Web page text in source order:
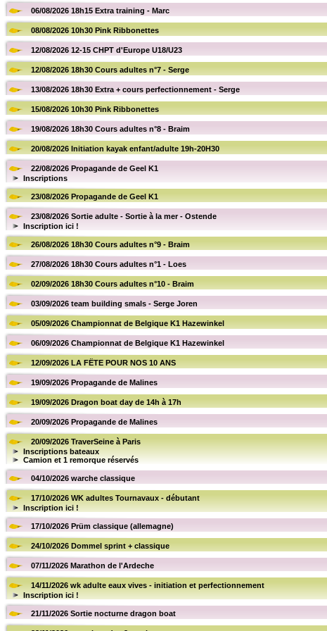
06/08/2026 18h15 Extra training - Marc
08/08/2026 10h30 Pink Ribbonettes
12/08/2026 12-15 CHPT d'Europe U18/U23
12/08/2026 18h30 Cours adultes n°7 - Serge
13/08/2026 18h30 Extra + cours perfectionnement - Serge
15/08/2026 10h30 Pink Ribbonettes
19/08/2026 18h30 Cours adultes n°8 - Braim
20/08/2026 Initiation kayak enfant/adulte 19h-20H30
22/08/2026 Propagande de Geel K1
Inscriptions
23/08/2026 Propagande de Geel K1
23/08/2026 Sortie adulte - Sortie à la mer - Ostende
Inscription ici !
26/08/2026 18h30 Cours adultes n°9 - Braim
27/08/2026 18h30 Cours adultes n°1 - Loes
02/09/2026 18h30 Cours adultes n°10 - Braim
03/09/2026 team building smals - Serge Joren
05/09/2026 Championnat de Belgique K1 Hazewinkel
06/09/2026 Championnat de Belgique K1 Hazewinkel
12/09/2026 LA FËTE POUR NOS 10 ANS
19/09/2026 Propagande de Malines
19/09/2026 Dragon boat day de 14h à 17h
20/09/2026 Propagande de Malines
20/09/2026 TraverSeine à Paris
Inscriptions bateaux
Camion et 1 remorque réservés
04/10/2026 warche classique
17/10/2026 WK adultes Tournavaux - débutant
Inscription ici !
17/10/2026 Prüm classique (allemagne)
24/10/2026 Dommel sprint + classique
07/11/2026 Marathon de l'Ardeche
14/11/2026 wk adulte eaux vives - initiation et perfectionnement
Inscription ici !
21/11/2026 Sortie nocturne dragon boat